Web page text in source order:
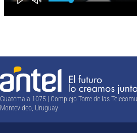
Guatemala 1075 | Complejo Torre de las
Montevideo, Uruguay